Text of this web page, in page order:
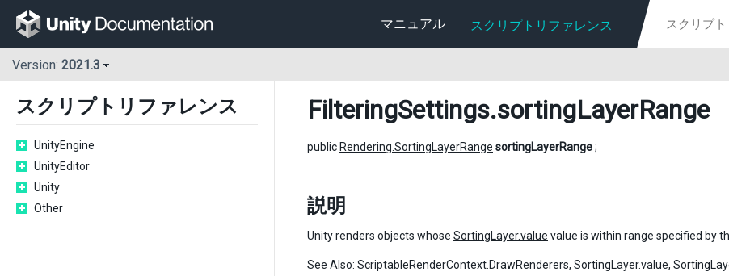
マニュアル スクリプトリファレンス
Version: 2021.3
スクリプトリファレンス
UnityEngine
UnityEditor
Unity
Other
FilteringSettings.sortingLayerRange
public Rendering.SortingLayerRange sortingLayerRange;
説明
Unity renders objects whose SortingLayer.value value is within range specified by
See Also: ScriptableRenderContext.DrawRenderers, SortingLayer.value,